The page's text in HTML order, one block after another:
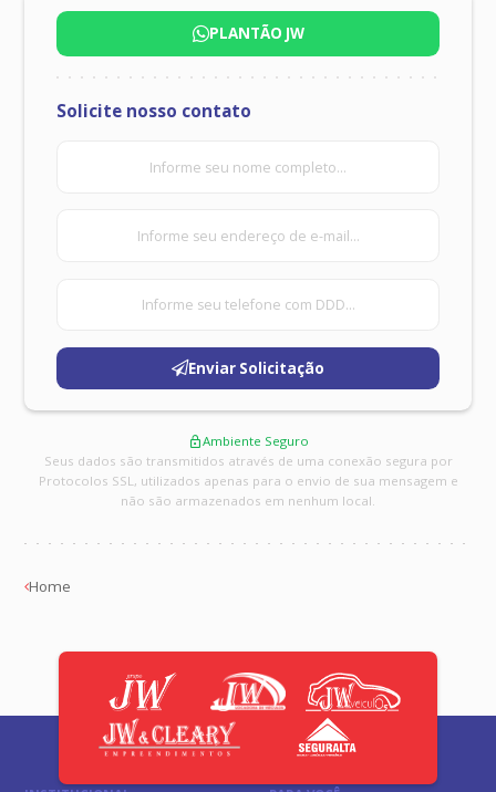
Administração Imobiliária
PLANTÃO JW
Solicite nosso contato
Enviar Solicitação
Ambiente Seguro
Seus dados são transmitidos através de uma conexão segura por
Protocolos SSL, utilizados apenas para o envio de sua mensagem e
não são armazenados em nenhum local.
Home